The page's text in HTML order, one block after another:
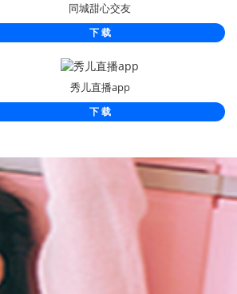
同城甜心交友
下 载
秀儿直播app
下 载